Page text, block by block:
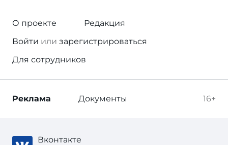
О проекте
Редакция
Войти или зарегистрироваться
Для сотрудников
16+
Реклама Документы
Вконтакте